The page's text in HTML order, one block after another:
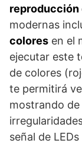
reproducción
modernas
colores en el
ejecutar este
de colores
te permitirá
mostrando
señal de